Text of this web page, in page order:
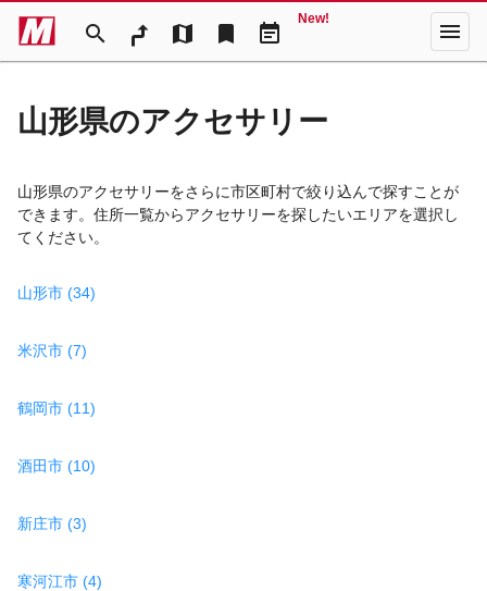
search map bookmark event_note
New! menu
山形県のアクセサリー
山形県のアクセサリーをさらに市区町村で絞り込んで探すことが
できます。住所一覧からアクセサリーを探したいエリアを選択し
てください。
山形市 (34)
米沢市 (7)
鶴岡市 (11)
酒田市 (10)
新庄市 (3)
寒河江市 (4)